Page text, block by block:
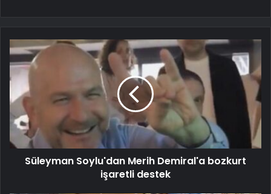
Süleyman Soylu'dan Merih Demiral'a bozkurt
işaretli destek